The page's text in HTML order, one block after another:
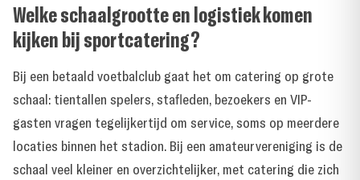
Welke schaalgrootte en logistiek komen
kijken bij sportcatering?
Bij een betaald voetbalclub gaat het om catering op grote
schaal: tientallen spelers, stafleden, bezoekers en VIP-
gasten vragen tegelijkertijd om service, soms op meerdere
locaties binnen het stadion. Bij een amateurvereniging is de
schaal veel kleiner en overzichtelijker, met catering die zich